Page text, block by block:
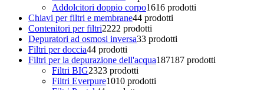
Addolcitori doppio corpo1616 prodotti
Chiavi per filtri e membrane44 prodotti
Contenitori per filtri2222 prodotti
Depuratori ad osmosi inversa33 prodotti
Filtri per doccia44 prodotti
Filtri per la depurazione dell'acqua187187 prodotti
Filtri BIG2323 prodotti
Filtri Everpure1010 prodotti